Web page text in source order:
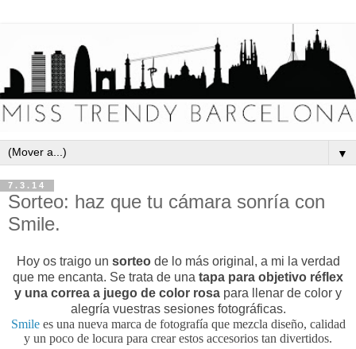
▼
7.3.14
Sorteo: haz que tu cámara sonría con
Smile.
Hoy os traigo un sorteo de lo más original, a mi la verdad
que me encanta. Se trata de una tapa para objetivo réflex
y una correa a juego de color rosa para llenar de color y
alegría vuestras sesiones fotográficas.
Smilees una nueva marca de fotografía que mezcla diseño, calidad
y un poco de locura para crear estos accesorios tan divertidos.